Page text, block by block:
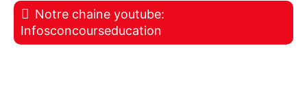
Notre chaine youtube:
Infosconcourseducation